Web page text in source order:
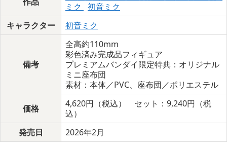
ミク
初音ミク
キャラクター
初音ミク
備考
全高約110mm
彩色済み完成品フィギュア
プレミアムバンダイ限定特典：オリジナル
ミニ座布団
素材：本体／PVC、座布団／ポリエステル
価格
4,620円（税込） セット：9,240円（税
込）
発売日
2026年2月